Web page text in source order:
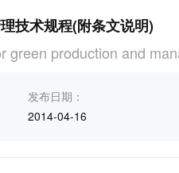
技术规程(附条文说明)
green production and
发布日期：
2014-04-16